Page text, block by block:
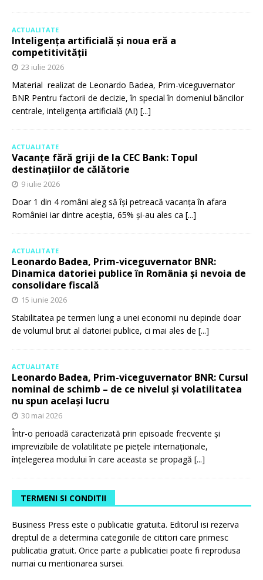
ACTUALITATE
Inteligența artificială și noua eră a
competitivității
23 iulie 2026
Material realizat de Leonardo Badea, Prim-viceguvernator
BNR Pentru factorii de decizie, în special în domeniul băncilor
centrale, inteligența artificială (AI) [...]
ACTUALITATE
Vacanțe fără griji de la CEC Bank: Topul
destinațiilor de călătorie
9 iulie 2026
Doar 1 din 4 români aleg să își petreacă vacanța în afara
României iar dintre aceștia, 65% și-au ales ca [...]
ACTUALITATE
Leonardo Badea, Prim-viceguvernator BNR:
Dinamica datoriei publice în România și nevoia de
consolidare fiscală
15 iunie 2026
Stabilitatea pe termen lung a unei economii nu depinde doar
de volumul brut al datoriei publice, ci mai ales de [...]
ACTUALITATE
Leonardo Badea, Prim-viceguvernator BNR: Cursul
nominal de schimb – de ce nivelul și volatilitatea
nu spun același lucru
30 mai 2026
Într-o perioadă caracterizată prin episoade frecvente și
imprevizibile de volatilitate pe piețele internaționale,
înțelegerea modului în care aceasta se propagă [...]
TERMENI SI CONDITII
Business Press este o publicatie gratuita. Editorul isi rezerva
dreptul de a determina categoriile de cititori care primesc
publicatia gratuit. Orice parte a publicatiei poate fi reprodusa
numai cu mentionarea sursei.